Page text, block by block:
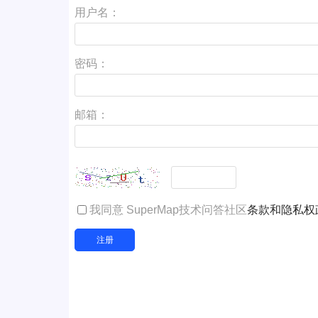
用户名：
密码：
邮箱：
我同意 SuperMap技术问答社区条款和隐私权